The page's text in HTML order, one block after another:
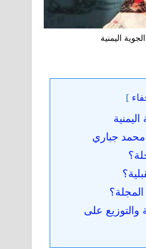
اليمنية
محمد جباري
والتوزيع على